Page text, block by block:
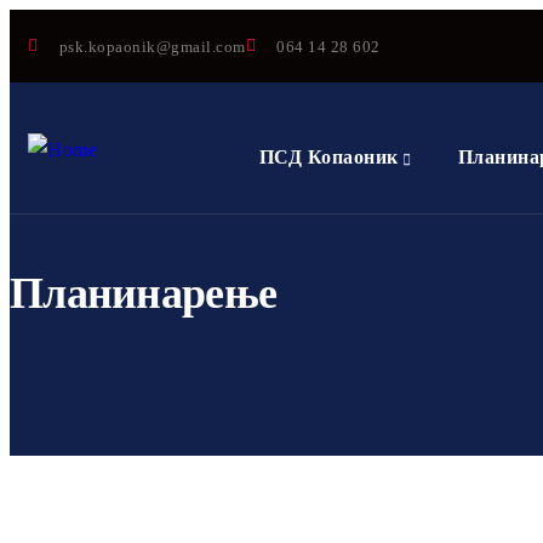
psk.kopaonik@gmail.com 064 14 28 602
ПСД Копаоник
Планинарење